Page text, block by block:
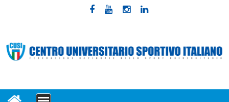
MENU